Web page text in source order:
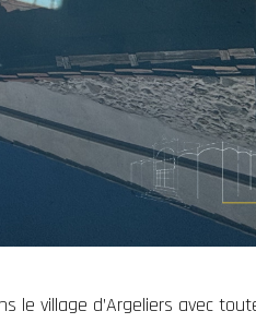
le village d’Argeliers avec